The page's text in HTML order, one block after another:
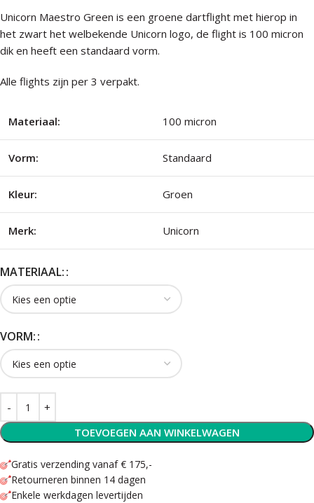
Unicorn Maestro Green is een groene dartflight met hierop in
het zwart het welbekende Unicorn logo, de flight is 100 micron
dik en heeft een standaard vorm.
Alle flights zijn per 3 verpakt.
Materiaal: 100 micron
Vorm: Standaard
Kleur: Groen
Merk: Unicorn
MATERIAAL:
VORM:
TOEVOEGEN AAN WINKELWAGEN
Gratis verzending vanaf € 175,-
Retourneren binnen 14 dagen
Enkele werkdagen levertijden